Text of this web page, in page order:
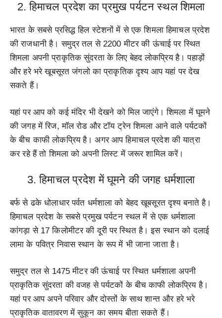
2. हिमाचल प्रदेश का प्रमुख पर्यटन स्थल शिमला
भारत के सबसे प्रसिद्ध हिल स्टेशनों में से एक शिमला हिमाचल प्रदेश
की राजधानी है। समुद्र तल से 2200 मीटर की ऊंचाई पर स्थित
शिमला अपनी प्राकृतिक सुंदरता के लिए बेहद लोकप्रिय है। पहाड़ों
और हरे भरे खूबसूरत जंगलो का प्राकृतिक दृश्य आप यहां पर देख
सकते हैं।
यहां पर आप को कई मंदिर भी देखने को मिल जाएंगे। शिमला में घूमने
की जगह में रिज, मॉल रोड और टॉय ट्रेन शिमला आने वाले पर्यटकों
के बीच काफी लोकप्रिय है। अगर आप हिमाचल प्रदेश की यात्रा
कर रहे हैं तो शिमला को अपनी लिस्ट में जरूर शामिल करें।
3. हिमाचल प्रदेश में घूमने की जगह धर्मशाला
बर्फ से ढके धोलाधार पर्वत धर्मशाला को बेहद खूबसूरत दृश्य बनाते है।
हिमाचल प्रदेश के सबसे प्रमुख पर्यटन स्थल में से एक धर्मशाला
कांगड़ा से 17 किलोमीटर की दूरी पर स्थित है। इस स्थान को दलाई
लामा के पवित्र निवास स्थान के रूप में भी जाना जाता है।
समुद्र तल से 1475 मीटर की ऊंचाई पर स्थित धर्मशाला अपनी
प्राकृतिक सुंदरता की वजह से पर्यटकों के बीच काफी लोकप्रिय है।
यहां पर आप अपने परिवार और दोस्तों के साथ शान्त और हरे भरे
प्राकृतिक वातावरण में सुकून का समय बीता सकते हैं।